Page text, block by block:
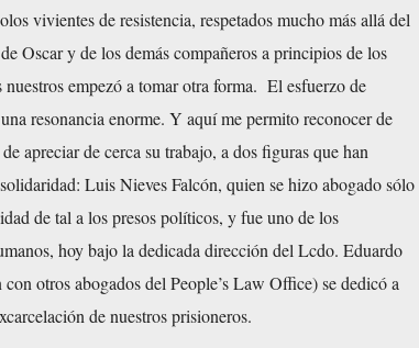
vivientes de resistencia, respetados mucho más allá del
Oscar y de los demás compañeros a principios de los
empezó a tomar otra forma. El esfuerzo de
resonancia enorme. Y aquí me permito reconocer de
apreciar de cerca su trabajo, a dos figuras que han
Luis Nieves Falcón, quien se hizo abogado sólo
de tal a los presos políticos, y fue uno de los
hoy bajo la dedicada dirección del Lcdo. Eduardo
otros abogados del People’s Law Office) se dedicó a
de nuestros prisioneros.